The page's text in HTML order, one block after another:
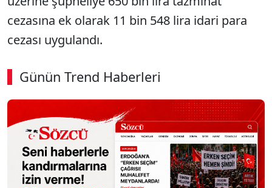
cezasına ek olarak 11 bin 548 lira idari para
cezası uygulandı.
Günün Trend Haberleri